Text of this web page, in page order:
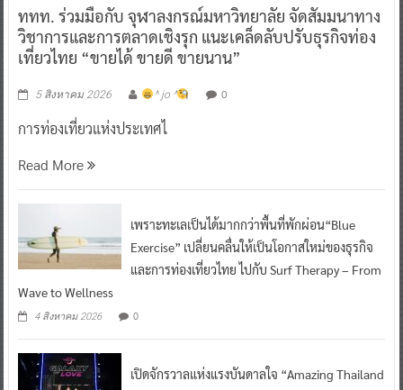
ททท. ร่วมมือกับ จุฬาลงกรณ์มหาวิทยาลัย จัดสัมมนาทาง
วิชาการและการตลาดเชิงรุก แนะเคล็ดลับปรับธุรกิจท่อง
เที่ยวไทย “ขายได้ ขายดี ขายนาน”
5 สิงหาคม 2026 ^ jo ^ 0
การท่องเที่ยวแห่งประเทศไ
Read More
เพราะทะเลเป็นได้มากกว่าพื้นที่พักผ่อน“Blue
Exercise” เปลี่ยนคลื่นให้เป็นโอกาสใหม่ของธุรกิจ
และการท่องเที่ยวไทย ไปกับ Surf Therapy – From
Wave to Wellness
4 สิงหาคม 2026 0
เปิดจักรวาลแห่งแรงบันดาลใจ “Amazing Thailand